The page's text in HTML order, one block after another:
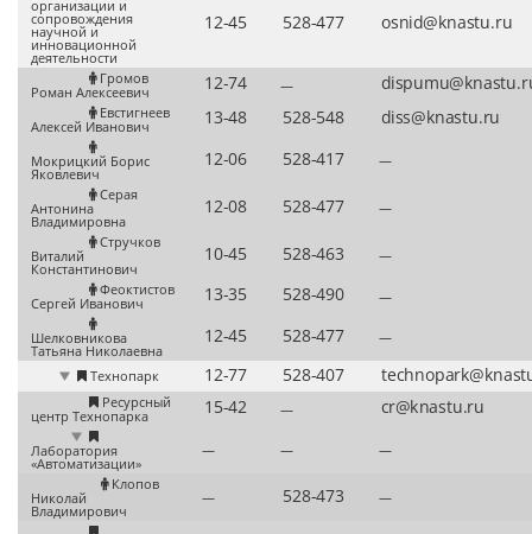
организации и
сопровождения
научной и
инновационной
деятельности
Громов
Роман Алексеевич
—
Евстигнеев
Алексей Иванович
Мокрицкий Борис
Яковлевич
—
Серая
Антонина
Владимировна
—
Стручков
Виталий
Константинович
—
Феоктистов
Сергей Иванович
—
Шелковникова
Татьяна Николаевна
—
Технопарк
Ресурсный
центр Технопарка
—
Лаборатория
«Автоматизации»
— —
—
Клопов
Николай
Владимирович
— —